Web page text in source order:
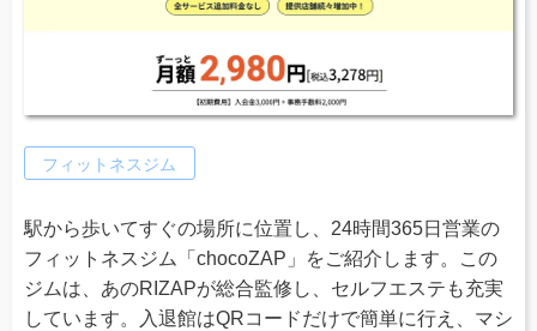
フィットネスジム
駅から歩いてすぐの場所に位置し、24時間365日営業の
フィットネスジム「chocoZAP」をご紹介します。この
ジムは、あのRIZAPが総合監修し、セルフエステも充実
しています。入退館はQRコードだけで簡単に行え、マシ